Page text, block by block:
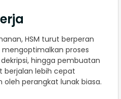
HSM turut berperan
proses
hingga pembuatan
berjalan lebih cepat
oleh perangkat lunak biasa.